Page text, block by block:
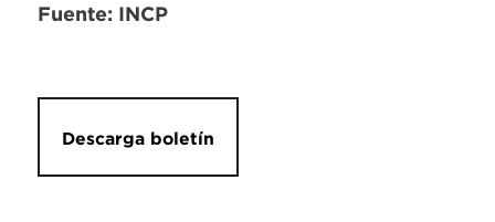
Fuente: INCP
Descarga boletín